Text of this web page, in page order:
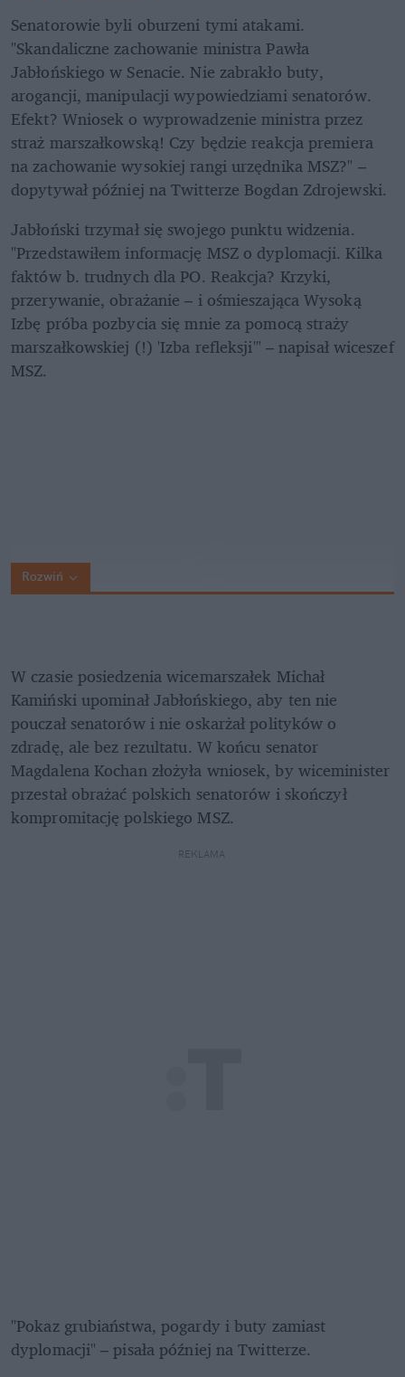
Senatorowie byli oburzeni tymi atakami.
"Skandaliczne zachowanie ministra Pawła
Jabłońskiego w Senacie. Nie zabrakło buty,
arogancji, manipulacji wypowiedziami senatorów.
Efekt? Wniosek o wyprowadzenie ministra przez
straż marszałkowską! Czy będzie reakcja premiera
na zachowanie wysokiej rangi urzędnika MSZ?" –
dopytywał później na Twitterze Bogdan Zdrojewski.
Jabłoński trzymał się swojego punktu widzenia.
"Przedstawiłem informację MSZ o dyplomacji. Kilka
faktów b. trudnych dla PO. Reakcja? Krzyki,
przerywanie, obrażanie – i ośmieszająca Wysoką
Izbę próba pozbycia się mnie za pomocą straży
marszałkowskiej (!) 'Izba refleksji'" – napisał wiceszef
MSZ.
Rozwiń
W czasie posiedzenia wicemarszałek Michał
Kamiński upominał Jabłońskiego, aby ten nie
pouczał senatorów i nie oskarżał polityków o
zdradę, ale bez rezultatu. W końcu senator
Magdalena Kochan złożyła wniosek, by wiceminister
przestał obrażać polskich senatorów i skończył
kompromitację polskiego MSZ.
REKLAMA
"Pokaz grubiaństwa, pogardy i buty zamiast
dyplomacji" – pisała później na Twitterze.